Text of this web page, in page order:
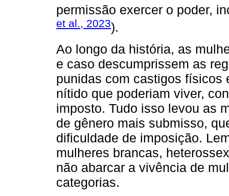
permissão exercer o poder,
et al., 2023).
Ao longo da história, as
e caso descumprissem as
punidas com castigos físicos
nítido que poderiam viver,
imposto. Tudo isso levou as
de gênero mais submisso,
dificuldade de imposição.
mulheres brancas,
não abarcar a vivência de
categorias.